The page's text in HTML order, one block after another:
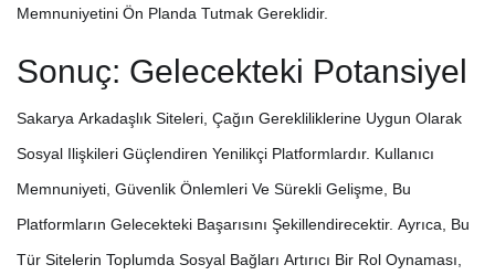
Memnuniyetini Ön Planda Tutmak Gereklidir.
Sonuç: Gelecekteki Potansiyel
Sakarya Arkadaşlık Siteleri, Çağın Gerekliliklerine Uygun Olarak
Sosyal Ilişkileri Güçlendiren Yenilikçi Platformlardır. Kullanıcı
Memnuniyeti, Güvenlik Önlemleri Ve Sürekli Gelişme, Bu
Platformların Gelecekteki Başarısını Şekillendirecektir. Ayrıca, Bu
Tür Sitelerin Toplumda Sosyal Bağları Artırıcı Bir Rol Oynaması,